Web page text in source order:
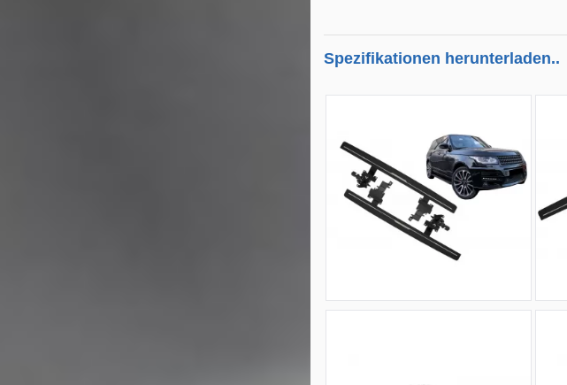
Spezifikationen herunterladen..